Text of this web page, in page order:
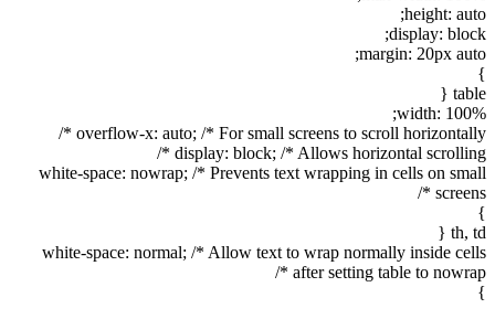
height: auto;
display: block;
margin: 20px auto;
}
table {
width: 100%;
overflow-x: auto; /* For small screens to scroll horizontally */
display: block; /* Allows horizontal scrolling */
white-space: nowrap; /* Prevents text wrapping in cells on small
screens */
}
th, td {
white-space: normal; /* Allow text to wrap normally inside cells
after setting table to nowrap */
}